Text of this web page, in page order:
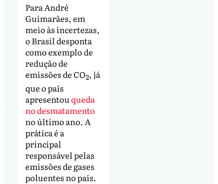
Para André
Guimarães, em
meio às incertezas,
o Brasil desponta
como exemplo de
redução de
emissões de CO2, já
que o país
apresentou queda
no desmatamento
no último ano. A
prática é a
principal
responsável pelas
emissões de gases
poluentes no país.